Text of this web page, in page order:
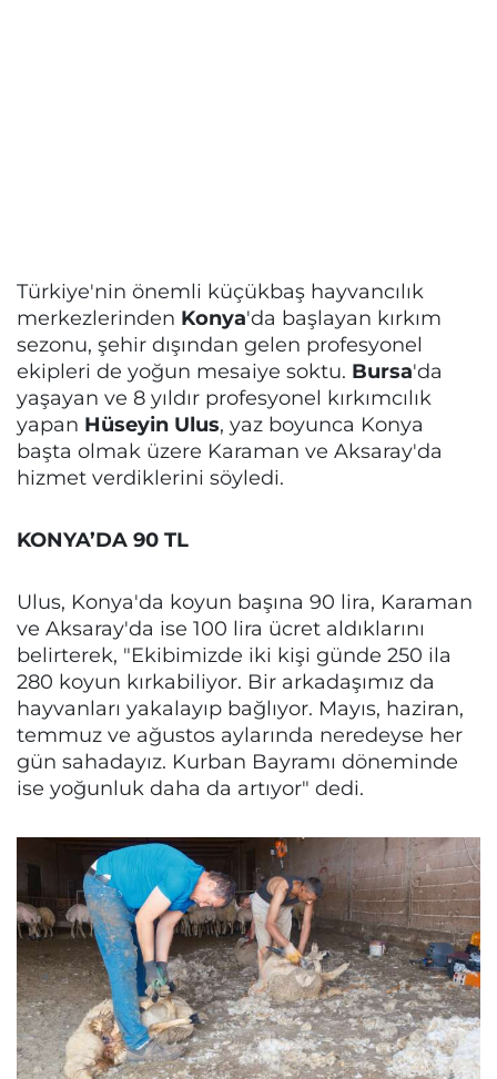
Türkiye'nin önemli küçükbaş hayvancılık
merkezlerinden Konya'da başlayan kırkım
sezonu, şehir dışından gelen profesyonel
ekipleri de yoğun mesaiye soktu. Bursa'da
yaşayan ve 8 yıldır profesyonel kırkımcılık
yapan Hüseyin Ulus, yaz boyunca Konya
başta olmak üzere Karaman ve Aksaray'da
hizmet verdiklerini söyledi.
KONYA’DA 90 TL
Ulus, Konya'da koyun başına 90 lira, Karaman
ve Aksaray'da ise 100 lira ücret aldıklarını
belirterek, "Ekibimizde iki kişi günde 250 ila
280 koyun kırkabiliyor. Bir arkadaşımız da
hayvanları yakalayıp bağlıyor. Mayıs, haziran,
temmuz ve ağustos aylarında neredeyse her
gün sahadayız. Kurban Bayramı döneminde
ise yoğunluk daha da artıyor" dedi.